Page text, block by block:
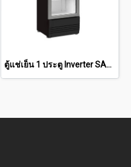
ตู้แช่เย็น 1 ประตู Inverter SANDEN 9.8 คิว "สีดำ" [SPB-0300-BLACK]